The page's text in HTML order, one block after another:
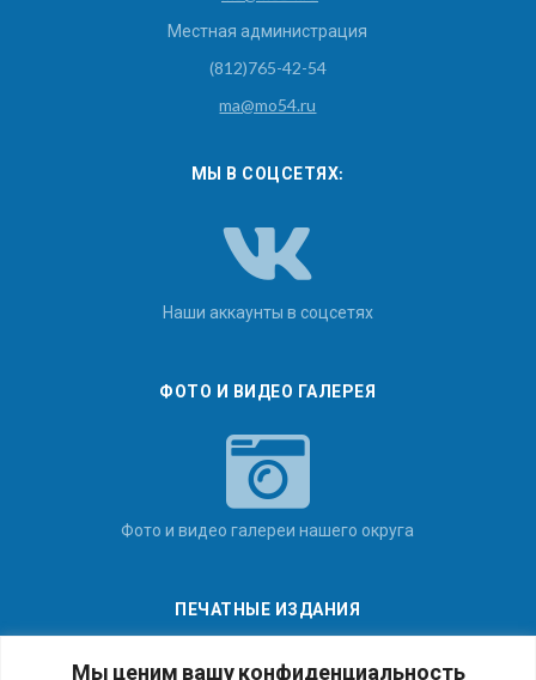
Мы ценим вашу конфиденциальность
Местная администрация
(812)765-42-54
ma@mo54.ru
МЫ В СОЦСЕТЯХ:
Наши аккаунты в соцсетях
ФОТО И ВИДЕО ГАЛЕРЕЯ
Фото и видео галереи нашего округа
ПЕЧАТНЫЕ ИЗДАНИЯ